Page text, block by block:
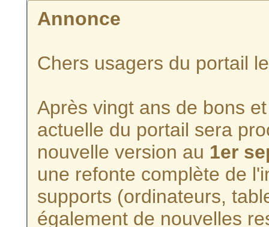
Annonce
Chers usagers du portail
Après vingt ans de bons
actuelle du portail sera
nouvelle version au 1er
une refonte complète de
supports (ordinateurs,
également de nouvelles